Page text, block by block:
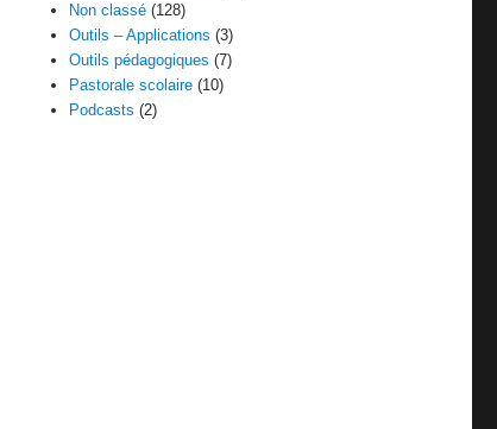
Non classé (128)
Outils – Applications (3)
Outils pédagogiques (7)
Pastorale scolaire (10)
Podcasts (2)